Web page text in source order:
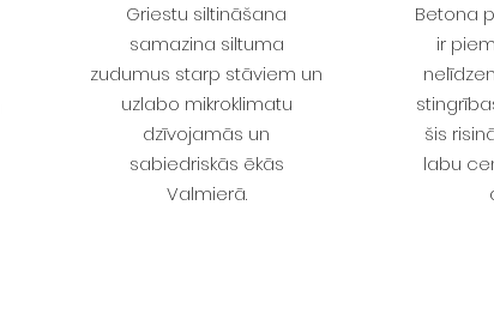
Griestu siltināšana
samazina siltuma
zudumus starp stāviem un
uzlabo mikroklimatu
dzīvojamās un
sabiedriskās ēkās
Valmierā.
Betona
ir
šis
labu